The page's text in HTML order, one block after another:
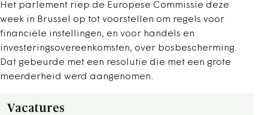
Het parlement riep de Europese Commissie deze
week in Brussel op tot voorstellen om regels voor
financiële instellingen, en voor handels en
investeringsovereenkomsten, over bosbescherming.
Dat gebeurde met een resolutie die met een grote
meerderheid werd aangenomen.
Vacatures